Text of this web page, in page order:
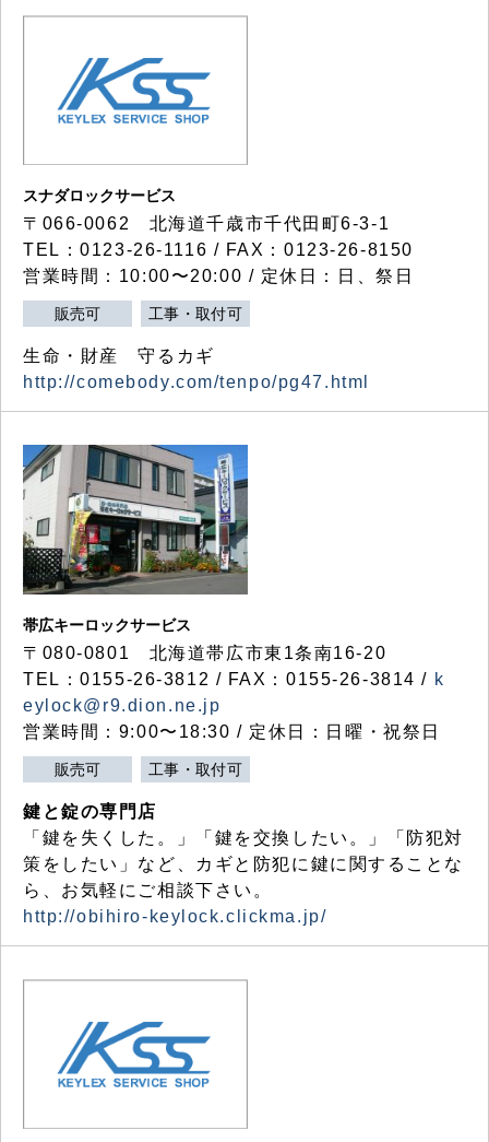
スナダロックサービス
〒066-0062 北海道千歳市千代田町6-3-1
TEL：0123-26-1116 / FAX：0123-26-8150
営業時間：10:00〜20:00 / 定休日：日、祭日
販売可 工事・取付可
生命・財産 守るカギ
http://comebody.com/tenpo/pg47.html
帯広キーロックサービス
〒080-0801 北海道帯広市東1条南16-20
TEL：0155-26-3812 / FAX：0155-26-3814 / k
eylock@r9.dion.ne.jp
営業時間：9:00〜18:30 / 定休日：日曜・祝祭日
販売可 工事・取付可
鍵と錠の専門店
「鍵を失くした。」「鍵を交換したい。」「防犯対
策をしたい」など、カギと防犯に鍵に関することな
ら、お気軽にご相談下さい。
http://obihiro-keylock.clickma.jp/